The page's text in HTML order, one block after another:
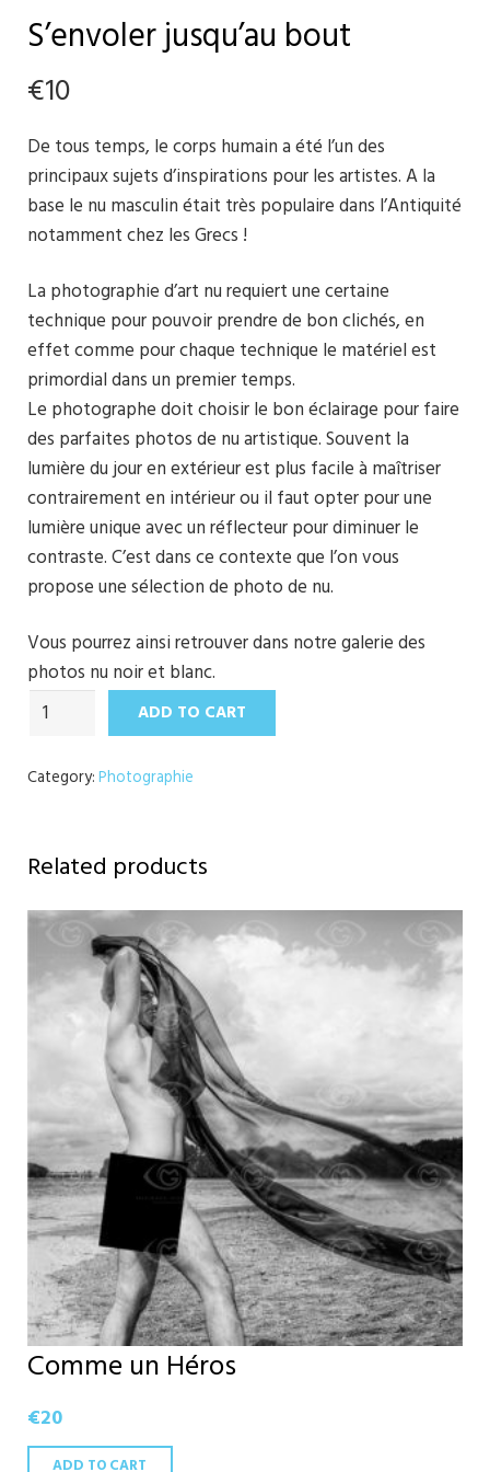
S’envoler jusqu’au bout
€10
De tous temps, le corps humain a été l’un des
principaux sujets d’inspirations pour les artistes. A la
base le nu masculin était très populaire dans l’Antiquité
notamment chez les Grecs !
La photographie d’art nu requiert une certaine
technique pour pouvoir prendre de bon clichés, en
effet comme pour chaque technique le matériel est
primordial dans un premier temps.
Le photographe doit choisir le bon éclairage pour faire
des parfaites photos de nu artistique. Souvent la
lumière du jour en extérieur est plus facile à maîtriser
contrairement en intérieur ou il faut opter pour une
lumière unique avec un réflecteur pour diminuer le
contraste. C’est dans ce contexte que l’on vous
propose une sélection de photo de nu.
Vous pourrez ainsi retrouver dans notre galerie des
photos nu noir et blanc.
S'envoler
quantity
ADD TO CART
Category:Photographie
Related products
Comme un Héros
€20
ADD TO CART